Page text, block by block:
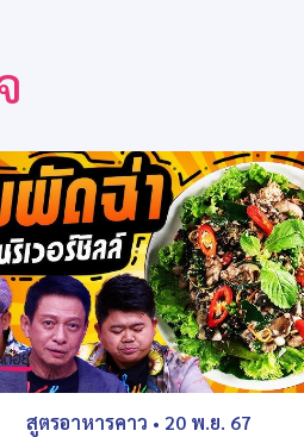
สูตรอาหารคาว • 20 พ.ย. 67